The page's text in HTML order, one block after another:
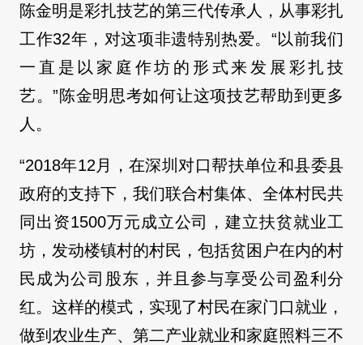
陈金明是彩扎技艺的第三代传承人，从事彩扎
工作32年，对这项非遗特别热爱。“以前我们
一直是以家庭作坊的形式来发展彩扎技
艺。”陈金明思考如何让这项技艺帮助到更多
人。
“2018年12月，在深圳对口帮扶单位和县委县
政府的支持下，我们联合村集体、全体村民共
同出资1500万元成立公司，建立扶贫就业工
坊，发动楼镇村的村民，包括贫困户在内的村
民成为公司股东，并且参与享受公司盈利分
红。这样的模式，实现了村民在家门口就业，
做到农业生产、第二产业就业和家庭照料三不